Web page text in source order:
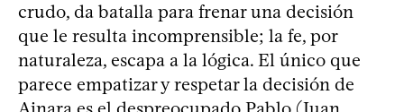
crudo, da batalla para frenar una decisión
que le resulta incomprensible; la fe, por
naturaleza, escapa a la lógica. El único que
parece empatizar y respetar la decisión de